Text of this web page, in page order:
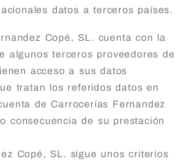
datos a terceros países.
Copé, SL. cuenta con la
algunos terceros proveedores de
acceso a sus datos
tratan los referidos datos en
de Carrocerías Fernandez
consecuencia de su prestación
Copé, SL. sigue unos criterios